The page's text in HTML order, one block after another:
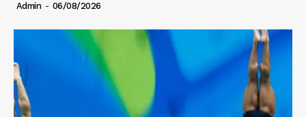
Admin - 06/08/2026